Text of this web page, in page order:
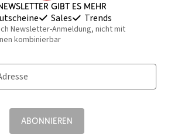
gibt es mehr
Sales Trends
Newsletter-Anmeldung, nicht mit
kombinierbar
ABONNIEREN